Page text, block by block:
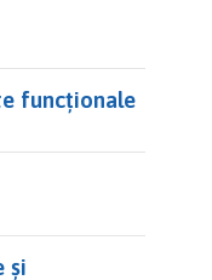
funcţionale
și